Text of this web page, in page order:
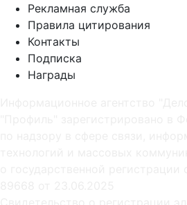
Рекламная служба
Правила цитирования
Контакты
Подписка
Награды